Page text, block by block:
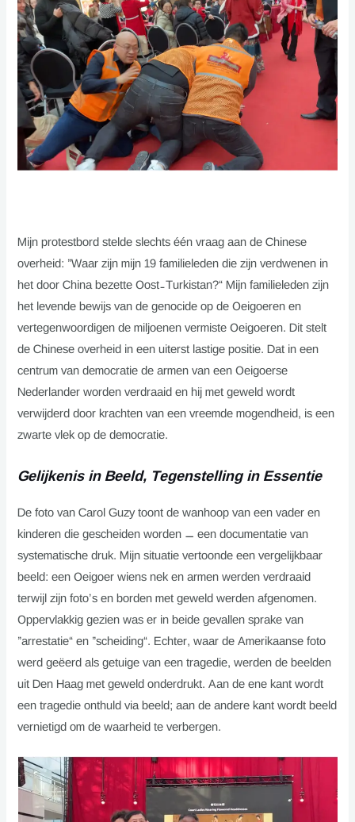
Mijn protestbord stelde slechts één vraag aan de Chinese
overheid: ”Waar zijn mijn 19 familieleden die zijn verdwenen in
het door China bezette Oost-Turkistan?“ Mijn familieleden zijn
het levende bewijs van de genocide op de Oeigoeren en
vertegenwoordigen de miljoenen vermiste Oeigoeren. Dit stelt
de Chinese overheid in een uiterst lastige positie. Dat in een
centrum van democratie de armen van een Oeigoerse
Nederlander worden verdraaid en hij met geweld wordt
verwijderd door krachten van een vreemde mogendheid, is een
zwarte vlek op de democratie.
Gelijkenis in Beeld, Tegenstelling in Essentie
De foto van Carol Guzy toont de wanhoop van een vader en
kinderen die gescheiden worden — een documentatie van
systematische druk. Mijn situatie vertoonde een vergelijkbaar
beeld: een Oeigoer wiens nek en armen werden verdraaid
terwijl zijn foto’s en borden met geweld werden afgenomen.
Oppervlakkig gezien was er in beide gevallen sprake van
”arrestatie“ en ”scheiding“. Echter, waar de Amerikaanse foto
werd geëerd als getuige van een tragedie, werden de beelden
uit Den Haag met geweld onderdrukt. Aan de ene kant wordt
een tragedie onthuld via beeld; aan de andere kant wordt beeld
vernietigd om de waarheid te verbergen.